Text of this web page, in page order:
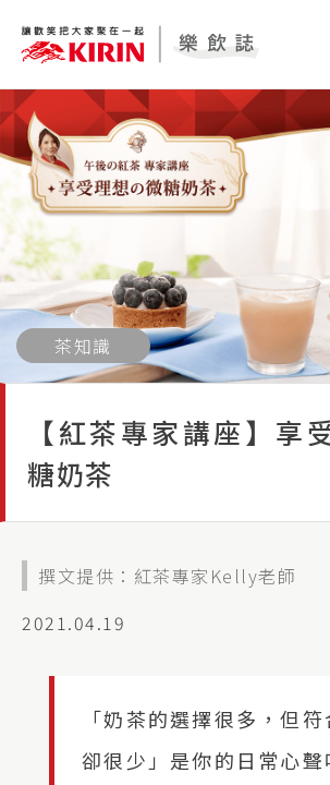
茶知識
【紅茶專家講座】享
糖奶茶
撰文提供：紅茶專家Kelly老師
2021.04.19
「奶茶的選擇很多，但
卻很少」是你的日常心聲